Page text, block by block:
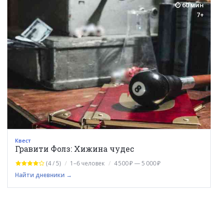
60 мин
7+
Квест
Гравити Фолз: Хижина чудес
(4 / 5) 1–6 человек
4 500 ₽ — 5 000 ₽
Найти дневники →